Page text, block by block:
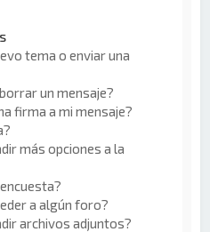
tema o enviar una
un mensaje?
firma a mi mensaje?
más opciones a la
a algún foro?
archivos adjuntos?